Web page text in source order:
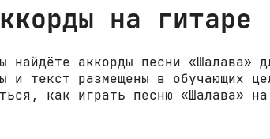
на гитаре
найдёте аккорды песни «Шалава»
и текст размещены в обучающих
как играть песню «Шалава»